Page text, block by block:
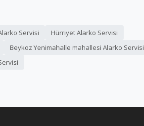
Servisi
Hürriyet Alarko Servisi
Beykoz Yenimahalle mahallesi Alarko Servisi